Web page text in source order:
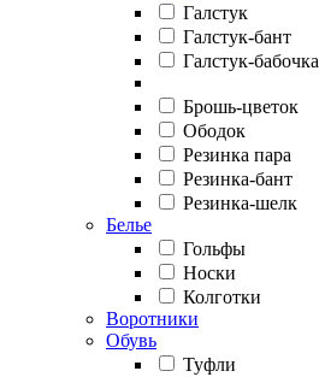
Галстук
Галстук-бант
Галстук-бабочка
Брошь-цветок
Ободок
Резинка пара
Резинка-бант
Резинка-шелк
Белье
Гольфы
Носки
Колготки
Воротники
Обувь
Туфли